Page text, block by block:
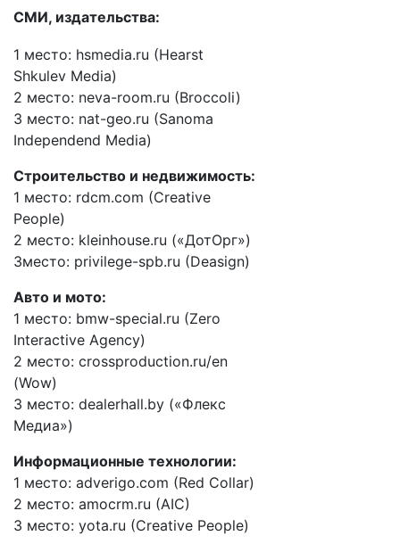
СМИ, издательства:
1 место: hsmedia.ru (Hearst
Shkulev Media)
2 место: neva-room.ru (Broccoli)
3 место: nat-geo.ru (Sanoma
Independend Media)
Строительство и недвижимость:
1 место: rdcm.com (Creative
People)
2 место: kleinhouse.ru («ДотОрг»)
3место: privilege-spb.ru (Deasign)
Авто и мото:
1 место: bmw-special.ru (Zero
Interactive Agency)
2 место: crossproduction.ru/en
(Wow)
3 место: dealerhall.by («Флекс
Медиа»)
Информационные технологии:
1 место: adverigo.com (Red Collar)
2 место: amocrm.ru (AIC)
3 место: yota.ru (Creative People)